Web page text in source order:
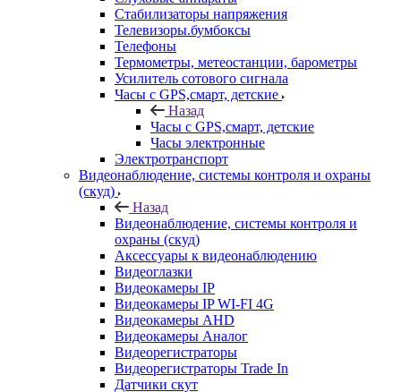
Стабилизаторы напряжения
Телевизоры.бумбоксы
Телефоны
Термометры, метеостанции, барометры
Усилитель сотового сигнала
Часы с GPS,смарт, детские
Назад
Часы с GPS,смарт, детские
Часы электронные
Электротранспорт
Видеонаблюдение, системы контроля и охраны
(скуд)
Назад
Видеонаблюдение, системы контроля и
охраны (скуд)
Аксессуары к видеонаблюдению
Видеоглазки
Видеокамеры IP
Видеокамеры IP WI-FI 4G
Видеокамеры AHD
Видеокамеры Аналог
Видеорегистраторы
Видеорегистраторы Trade In
Датчики скут